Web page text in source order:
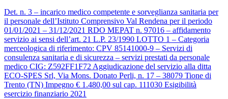
Det. n. 3 – incarico medico competente e sorveglianza sanitaria per
il personale dell’Istituto Comprensivo Val Rendena per il periodo
01/01/2021 – 31/12/2021 RDO MEPAT n. 97016 – affidamento
servizio ai sensi dell’art. 21 L.P. 23/1990 LOTTO 1 – Categoria
merceologica di riferimento: CPV 85141000-9 – Servizi di
consulenza sanitaria e di sicurezza – servizi prestati da personale
medico CIG: Z592FF1F72 Aggiudicazione del servizio alla ditta
ECO-SPES Srl, Via Mons. Donato Perli, n. 17 – 38079 Tione di
Trento (TN) Impegno € 1.480,00 sul cap. 111030 Esigibilità
esercizio finanziario 2021